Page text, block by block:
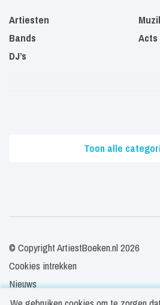
Artiesten
Bands
DJ’s
Acts
Toon alle
© Copyright ArtiestBoeken.nl 2026
Cookies intrekken
Nieuws
Veelgestelde vragen